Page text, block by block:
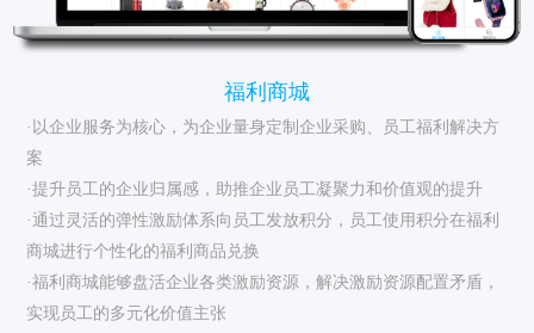
福利商城
·以企业服务为核心，为企业量身定制企业采购、员工福利解决方
案
·提升员工的企业归属感，助推企业员工凝聚力和价值观的提升
·通过灵活的弹性激励体系向员工发放积分，员工使用积分在福利
商城进行个性化的福利商品兑换
·福利商城能够盘活企业各类激励资源，解决激励资源配置矛盾，
实现员工的多元化价值主张